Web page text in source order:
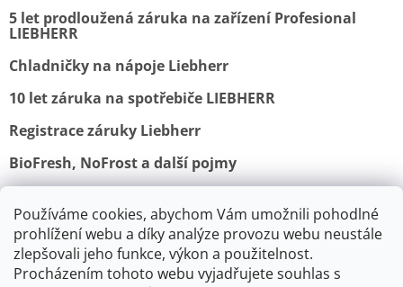
Používáme cookies, abychom Vám umožnili pohodlné
prohlížení webu a díky analýze provozu webu neustále
zlepšovali jeho funkce, výkon a použitelnost.
Procházením tohoto webu vyjadřujete souhlas s
5 let prodloužená záruka na zařízení Profesional
LIEBHERR
Chladničky na nápoje Liebherr
10 let záruka na spotřebiče LIEBHERR
Registrace záruky Liebherr
BioFresh, NoFrost a další pojmy
Obchodní podmínky Vrácení a reklamace
Ochrana osobních údajů Doprava a platba